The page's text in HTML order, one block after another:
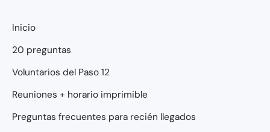
Inicio
20 preguntas
Voluntarios del Paso 12
Reuniones + horario imprimible
Preguntas frecuentes para recién llegados